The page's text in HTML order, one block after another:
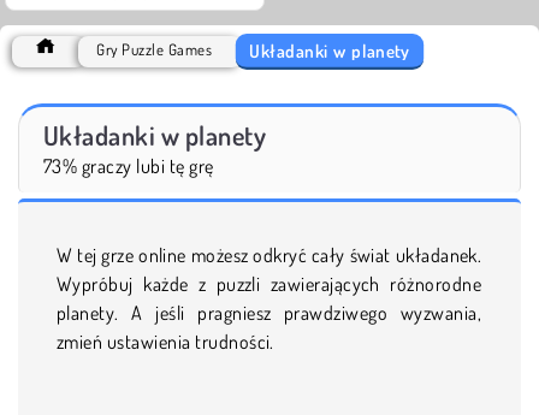
Gry Puzzle Games Układanki w planety
Układanki w planety
73% graczy lubi tę grę
W tej grze online możesz odkryć cały świat układanek.
Wypróbuj każde z puzzli zawierających różnorodne
planety. A jeśli pragniesz prawdziwego wyzwania,
zmień ustawienia trudności.